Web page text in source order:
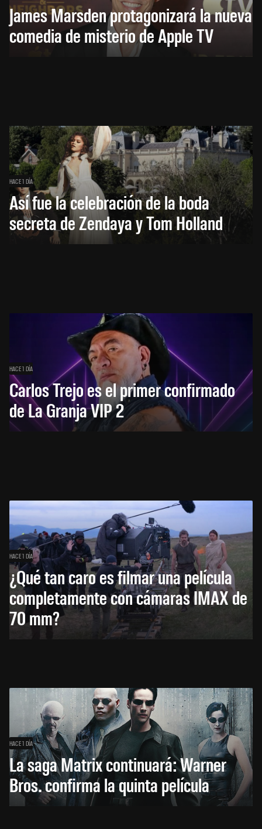
James Marsden protagonizará la nueva
comedia de misterio de Apple TV
HACE 1 DÍA
Así fue la celebración de la boda
secreta de Zendaya y Tom Holland
HACE 1 DÍA
Carlos Trejo es el primer confirmado
de La Granja VIP 2
HACE 1 DÍA
¿Qué tan caro es filmar una película
completamente con cámaras IMAX de
70 mm?
HACE 1 DÍA
La saga Matrix continuará: Warner
Bros. confirma la quinta película